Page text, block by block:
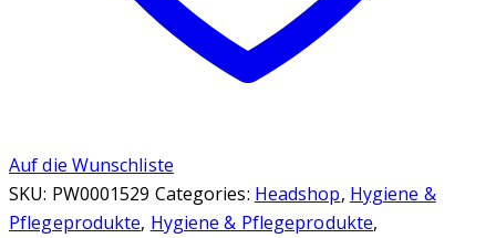
Auf die Wunschliste
SKU: PW0001529 Categories: Headshop, Hygiene &
Pflegeprodukte, Hygiene & Pflegeprodukte,